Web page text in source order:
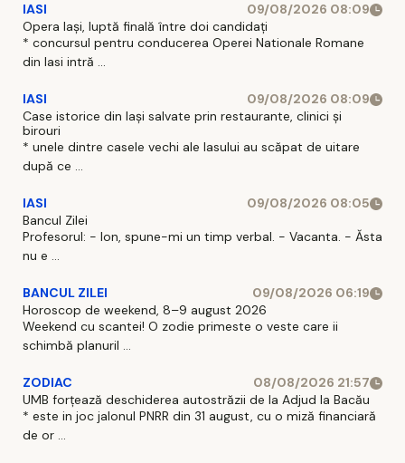
IASI
09/08/2026 08:09
Opera Iași, luptă finală între doi candidați
* concursul pentru conducerea Operei Nationale Romane
din Iasi intră ...
IASI
09/08/2026 08:09
Case istorice din Iași salvate prin restaurante, clinici și
birouri
* unele dintre casele vechi ale Iasului au scăpat de uitare
după ce ...
IASI
09/08/2026 08:05
Bancul Zilei
Profesorul: - Ion, spune-mi un timp verbal. - Vacanta. - Ăsta
nu e ...
BANCUL ZILEI
09/08/2026 06:19
Horoscop de weekend, 8–9 august 2026
Weekend cu scantei! O zodie primeste o veste care ii
schimbă planuril ...
ZODIAC
08/08/2026 21:57
UMB forțează deschiderea autostrăzii de la Adjud la Bacău
* este in joc jalonul PNRR din 31 august, cu o miză financiară
de or ...